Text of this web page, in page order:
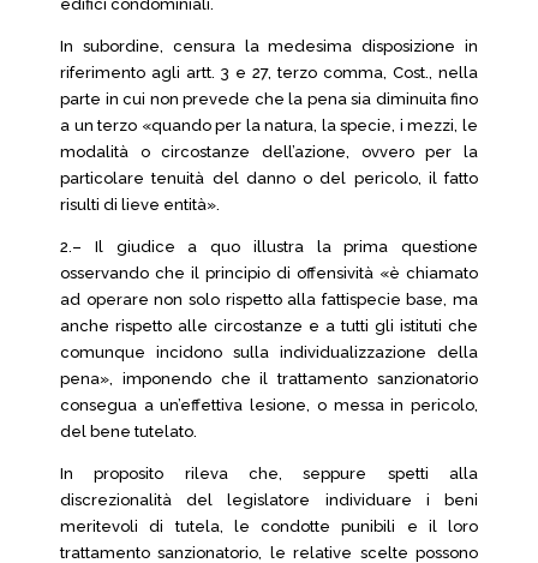
edifici condominiali.
In subordine, censura la medesima disposizione in
riferimento agli artt. 3 e 27, terzo comma, Cost., nella
parte in cui non prevede che la pena sia diminuita fino
a un terzo «quando per la natura, la specie, i mezzi, le
modalità o circostanze dell’azione, ovvero per la
particolare tenuità del danno o del pericolo, il fatto
risulti di lieve entità».
2.– Il giudice a quo illustra la prima questione
osservando che il principio di offensività «è chiamato
ad operare non solo rispetto alla fattispecie base, ma
anche rispetto alle circostanze e a tutti gli istituti che
comunque incidono sulla individualizzazione della
pena», imponendo che il trattamento sanzionatorio
consegua a un’effettiva lesione, o messa in pericolo,
del bene tutelato.
In proposito rileva che, seppure spetti alla
discrezionalità del legislatore individuare i beni
meritevoli di tutela, le condotte punibili e il loro
trattamento sanzionatorio, le relative scelte possono